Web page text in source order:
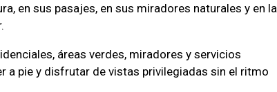
en sus pasajes, en sus miradores naturales y en la
áreas verdes, miradores y servicios
a pie y disfrutar de vistas privilegiadas sin el ritmo